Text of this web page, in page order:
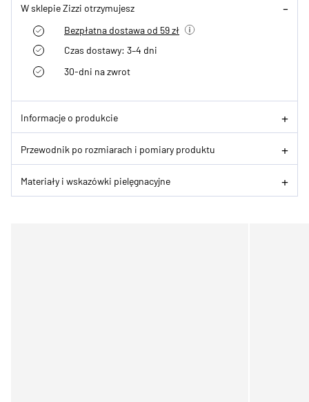
W sklepie Zizzi otrzymujesz
Bezpłatna dostawa od 59 zł
Czas dostawy: 3–4 dni
30-dni na zwrot
Informacje o produkcie
Przewodnik po rozmiarach i pomiary produktu
Materiały i wskazówki pielęgnacyjne